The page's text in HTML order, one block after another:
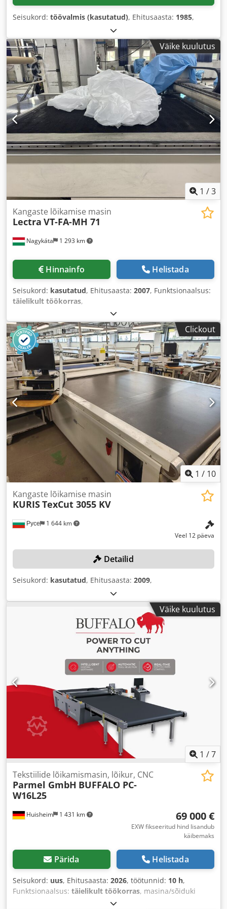
Seisukord: töövalmis (kasutatud), Ehitusaasta: 1985,
Väike kuulutus
1 /3
Nagykáta 1 293 km
Kangaste lõikamise masin
Lectra VT-FA-MH 71
Hinnainfo Helistada
Seisukord: kasutatud, Ehitusaasta: 2007, Funktsionaalsus:
täielikult töökorras,
Clickout
1 / 10
Русе 1 644 km
Kangaste lõikamise masin
KURISTexCut 3055 KV
Veel 12 päeva
Detailid
Seisukord: kasutatud, Ehitusaasta: 2009,
Väike kuulutus
1 /7
Huisheim 1 431 km
Tekstiilide lõikamismasin, lõikur, CNC
Parmel GmbH BUFFALO PC-
W16L25
69 000 €
EXW fikseeritud hind lisandub
käibemaks
Pärida Helistada
Seisukord: uus, Ehitusaasta: 2026, töötunnid: 10 h,
Funktsionaalsus: täielikult töökorras, masina/sõiduki
, sisendtüüpi vool: